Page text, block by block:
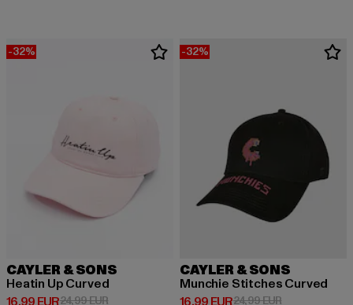
-32%
CAYLER & SONS
Heatin Up Curved
Derzeitiger Preis: 16,99 EUR
24,99 EURAktionspreis: 24,99 EUR
-32%
CAYLER & SONS
Munchie Stitches Curved
Derzeitiger Preis: 16,99 EUR
24,99 EURAktionspreis: